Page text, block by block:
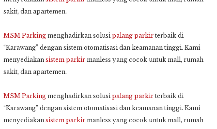
sakit, dan apartemen.
MSM Parking menghadirkan solusipalang parkir terbaik di
“Karawang” dengan sistem otomatisasi dan keamanan tinggi. Kami
menyediakan sistem parkir manless yang cocok untuk mall, rumah
sakit, dan apartemen.
MSM Parking menghadirkan solusipalang parkir terbaik di
“Karawang” dengan sistem otomatisasi dan keamanan tinggi. Kami
menyediakan sistem parkir manless yang cocok untuk mall, rumah